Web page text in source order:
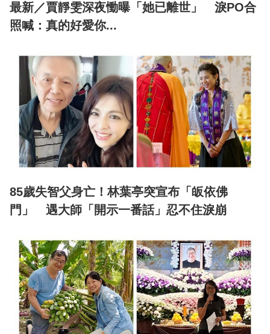
最新／賈靜雯深夜慟曝「她已離世」 淚PO合
照喊：真的好愛你...
85歲失智父身亡！林葉亭突宣布「皈依佛
門」 遇大師「開示一番話」忍不住淚崩